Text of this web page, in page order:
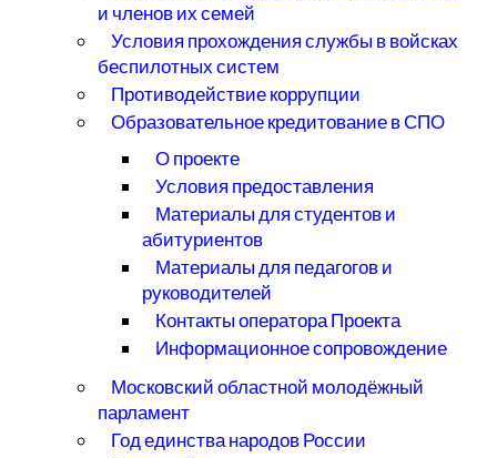
и членов их семей
Условия прохождения службы в войсках
беспилотных систем
Противодействие коррупции
Образовательное кредитование в СПО
О проекте
Условия предоставления
Материалы для студентов и
абитуриентов
Материалы для педагогов и
руководителей
Контакты оператора Проекта
Информационное сопровождение
Московский областной молодёжный
парламент
Год единства народов России